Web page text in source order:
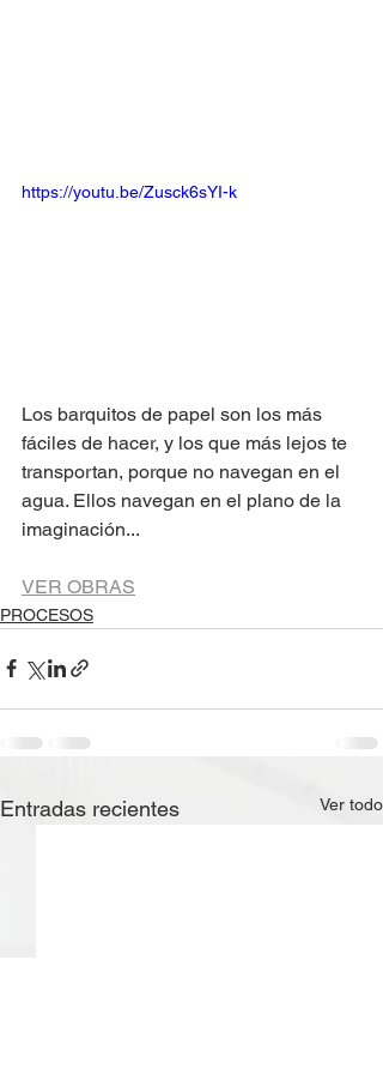
https://youtu.be/Zusck6sYI-k
Los barquitos de papel son los más
fáciles de hacer, y los que más lejos te
transportan, porque no navegan en el
agua. Ellos navegan en el plano de la
imaginación...
VER OBRAS
PROCESOS
Entradas recientes Ver todo